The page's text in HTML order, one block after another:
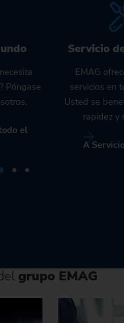
Póngase
el
Servicio
EMAG
servicios en
Usted se
rapidez y
A
grupo EMAG